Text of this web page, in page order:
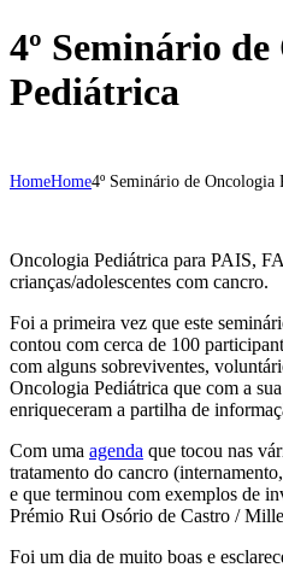
4º Seminário
Pediátrica
HomeHome4º Seminário de Oncologia
Oncologia Pediátrica para PAIS,
crianças/adolescentes com cancro.
Foi a primeira vez que este
contou com cerca de 100
com alguns sobreviventes,
Oncologia Pediátrica que com a
enriqueceram a partilha de
Com uma agenda que tocou nas
tratamento do cancro
e que terminou com exemplos de
Prémio Rui Osório de Castro /
Foi um dia de muito boas e